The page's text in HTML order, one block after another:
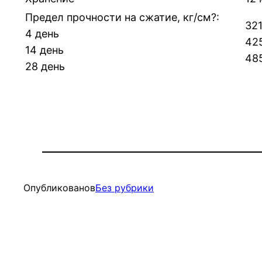
Предел прочности на сжатие, кг/см?:
4 день
14 день
28 день
ОпубликовановБез рубрики